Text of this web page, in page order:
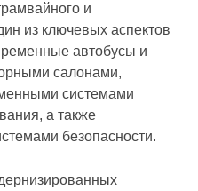
и
из ключевых аспектов
автобусы и
салонами,
системами
а также
безопасности.